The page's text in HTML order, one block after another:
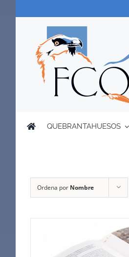
QUEBRANTAHUESOS
Ordena por Nombre